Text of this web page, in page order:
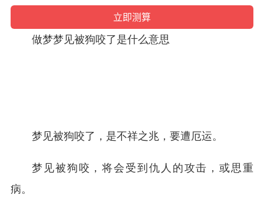
做梦梦见被狗咬了是什么意思
梦见被狗咬了，是不祥之兆，要遭厄运。
梦见被狗咬，将会受到仇人的攻击，或思重
病。